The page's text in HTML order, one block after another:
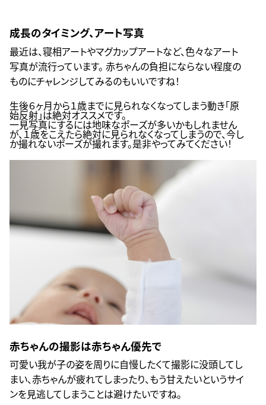
成長のタイミング、アート写真
最近は、寝相アートやマグカップアートなど、色々なアート
写真が流行っています。 赤ちゃんの負担にならない程度の
ものにチャレンジしてみるのもいいですね！
生後６ヶ月から１歳までに見られなくなってしまう動き「原
始反射」は絶対オススメです。
一見写真にするには地味なポーズが多いかもしれません
が、１歳をこえたら絶対に見られなくなってしまうので、今し
か撮れないポーズが撮れます。是非やってみてください！
赤ちゃんの撮影は赤ちゃん優先で
可愛い我が子の姿を周りに自慢したくて撮影に没頭してし
まい、赤ちゃんが疲れてしまったり、もう甘えたいというサイ
ンを見逃してしまうことは避けたいですね。